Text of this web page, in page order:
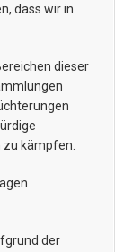
dass wir in
dieser
zu kämpfen.
der